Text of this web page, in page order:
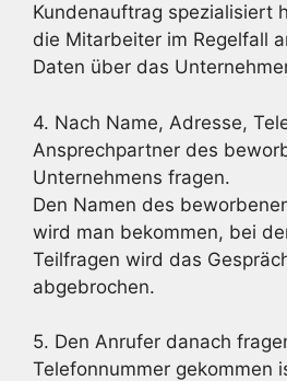
Kundenauftrag spezialisiert
die Mitarbeiter im Regelfall
Daten über das
4. Nach Name, Adresse,
Ansprechpartner des
Unternehmens fragen.
Den Namen des
wird man bekommen, bei
Teilfragen wird das
abgebrochen.
5. Den Anrufer danach
Telefonnummer gekommen